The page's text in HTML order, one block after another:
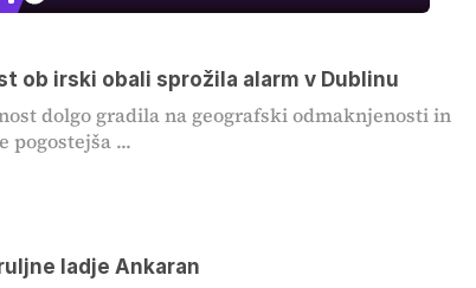
ob irski obali sprožila alarm v Dublinu
dolgo gradila na geografski odmaknjenosti in
pogostejša ...
ladje Ankaran